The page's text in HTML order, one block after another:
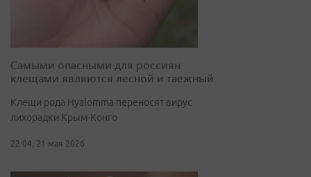
Самыми опасными для россиян
клещами являются лесной и таежный
Клещи рода Hyalomma переносят вирус
лихорадки Крым-Конго
22:04, 21 мая 2026